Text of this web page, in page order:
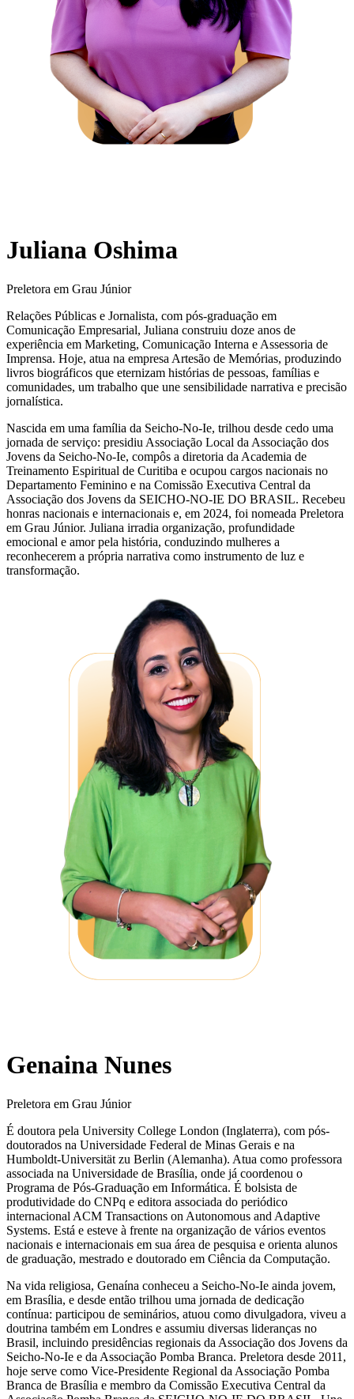
Juliana Oshima
Preletora em Grau Júnior
Relações Públicas e Jornalista, com pós-graduação em
Comunicação Empresarial, Juliana construiu doze anos de
experiência em Marketing, Comunicação Interna e Assessoria de
Imprensa. Hoje, atua na empresa Artesão de Memórias, produzindo
livros biográficos que eternizam histórias de pessoas, famílias e
comunidades, um trabalho que une sensibilidade narrativa e precisão
jornalística.
Nascida em uma família da Seicho-No-Ie, trilhou desde cedo uma
jornada de serviço: presidiu Associação Local da Associação dos
Jovens da Seicho-No-Ie, compôs a diretoria da Academia de
Treinamento Espiritual de Curitiba e ocupou cargos nacionais no
Departamento Feminino e na Comissão Executiva Central da
Associação dos Jovens da SEICHO-NO-IE DO BRASIL. Recebeu
honras nacionais e internacionais e, em 2024, foi nomeada Preletora
em Grau Júnior. Juliana irradia organização, profundidade
emocional e amor pela história, conduzindo mulheres a
reconhecerem a própria narrativa como instrumento de luz e
transformação.
Genaina Nunes
Preletora em Grau Júnior
É doutora pela University College London (Inglaterra), com pós-
doutorados na Universidade Federal de Minas Gerais e na
Humboldt-Universität zu Berlin (Alemanha). Atua como professora
associada na Universidade de Brasília, onde já coordenou o
Programa de Pós-Graduação em Informática. É bolsista de
produtividade do CNPq e editora associada do periódico
internacional ACM Transactions on Autonomous and Adaptive
Systems. Está e esteve à frente na organização de vários eventos
nacionais e internacionais em sua área de pesquisa e orienta alunos
de graduação, mestrado e doutorado em Ciência da Computação.
Na vida religiosa, Genaína conheceu a Seicho-No-Ie ainda jovem,
em Brasília, e desde então trilhou uma jornada de dedicação
contínua: participou de seminários, atuou como divulgadora, viveu a
doutrina também em Londres e assumiu diversas lideranças no
Brasil, incluindo presidências regionais da Associação dos Jovens da
Seicho-No-Ie e da Associação Pomba Branca. Preletora desde 2011,
hoje serve como Vice-Presidente Regional da Associação Pomba
Branca de Brasília e membro da Comissão Executiva Central da